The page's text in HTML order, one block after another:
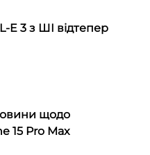
E 3 з ШІ відтепер
щодо
15 Pro Max